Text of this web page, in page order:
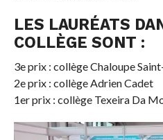
LES LAURÉATS
COLLÈGE SONT :
3e prix : collège Chaloupe
2e prix : collège Adrien Cadet
1er prix : collège Texeira Da